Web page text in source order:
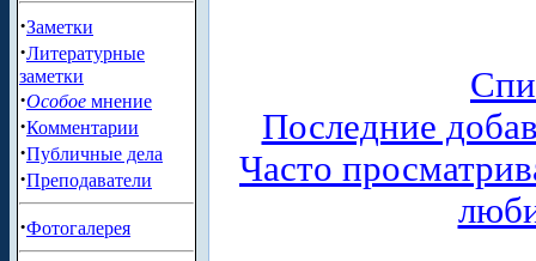
·Заметки
·Литературные
заметки
·Особое мнение
·Комментарии
·Публичные дела
·Преподаватели
·Фотогалерея
Последние
Часто